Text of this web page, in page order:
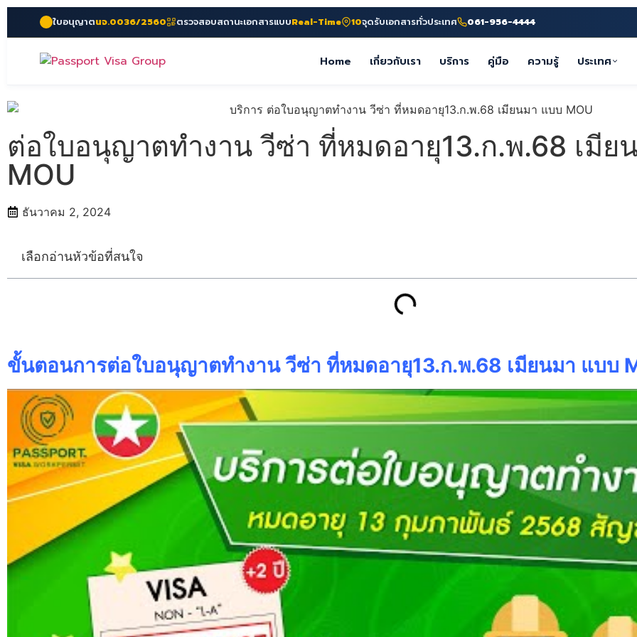
ใบอนุญาตนจ.0036/2560 ตรวจสอบสถานะเอกสารแบบReal-Time 10จุดรับเอกสารทั่วประเทศ 061-956-4444
Home เกี่ยวกับเรา บริการ คู่มือ ความรู้ ประเทศ
ต่อใบอนุญาตทำงาน วีซ่า ที่หมดอายุ13.ก.พ.68 เมีย
MOU
ธันวาคม 2, 2024
เลือกอ่านหัวข้อที่สนใจ
ขั้นตอนการต่อใบอนุญาตทำงาน วีซ่า ที่หมดอายุ13.ก.พ.68 เมียนมา แบบ